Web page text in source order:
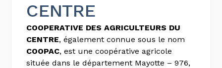
CENTRE
COOPERATIVE DES AGRICULTEURS DU
CENTRE, également connue sous le nom
COOPAC, est une coopérative agricole
située dans le département Mayotte – 976,